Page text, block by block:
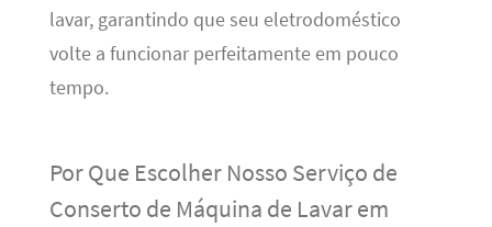
lavar, garantindo que seu eletrodoméstico
volte a funcionar perfeitamente em pouco
tempo.
Por Que Escolher Nosso Serviço de
Conserto de Máquina de Lavar em